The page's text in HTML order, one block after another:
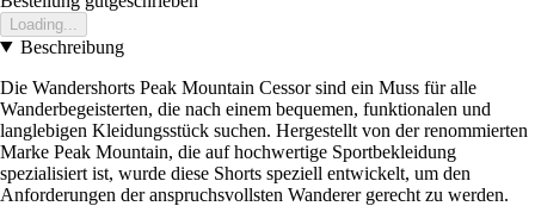
Loading...
Beschreibung
Die Wandershorts Peak Mountain Cessor sind ein Muss für alle
Wanderbegeisterten, die nach einem bequemen, funktionalen und
langlebigen Kleidungsstück suchen. Hergestellt von der renommierten
Marke Peak Mountain, die auf hochwertige Sportbekleidung
spezialisiert ist, wurde diese Shorts speziell entwickelt, um den
Anforderungen der anspruchsvollsten Wanderer gerecht zu werden.